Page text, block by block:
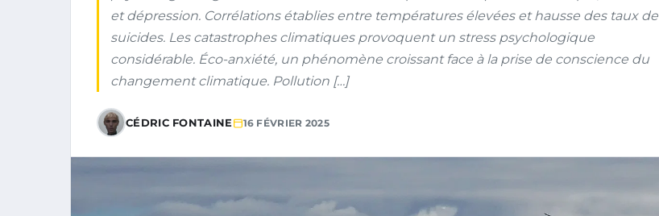
et dépression. Corrélations établies entre températures élevées et hausse des taux de
suicides. Les catastrophes climatiques provoquent un stress psychologique
considérable. Éco-anxiété, un phénomène croissant face à la prise de conscience du
changement climatique. Pollution […]
CÉDRIC FONTAINE 16 FÉVRIER 2025